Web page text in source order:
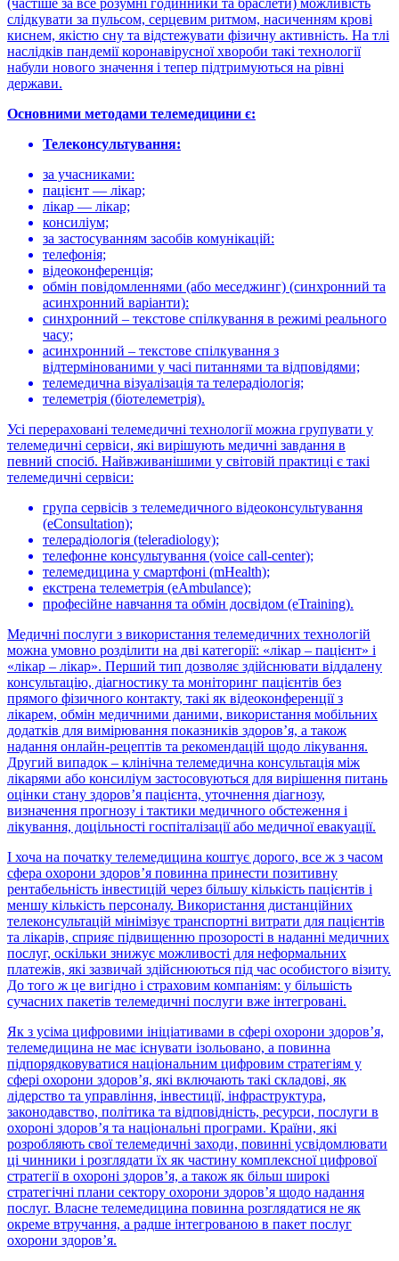
слідкувати за пульсом, серцевим ритмом, насиченням крові
киснем, якістю сну та відстежувати фізичну активність. На тлі
наслідків пандемії коронавірусної хвороби такі технології
набули нового значення і тепер підтримуються на рівні
держави.
Основними методами телемедицини є:
Телеконсультування:
за учасниками:
пацієнт — лікар;
лікар — лікар;
консиліум;
за застосуванням засобів комунікацій:
телефонія;
відеоконференція;
обмін повідомленнями (або меседжинг) (синхронний та
асинхронний варіанти):
синхронний – текстове спілкування в режимі реального
часу;
асинхронний – текстове спілкування з
відтермінованими у часі питаннями та відповідями;
телемедична візуалізація та телерадіологія;
телеметрія (біотелеметрія).
Усі перераховані телемедичні технології можна групувати у
телемедичні сервіси, які вирішують медичні завдання в
певний спосіб. Найвживанішими у світовій практиці є такі
телемедичні сервіси:
група сервісів з телемедичного відеоконсультування
(еСonsultation);
телерадіологія (teleradiology);
телефонне консультування (voice call-center);
телемедицина у смартфоні (mHealth);
екстрена телеметрія (eAmbulance);
професійне навчання та обмін досвідом (eTraining).
Медичні послуги з використання телемедичних технологій
можна умовно розділити на дві категорії: «лікар – пацієнт» і
«лікар – лікар». Перший тип дозволяє здійснювати віддалену
консультацію, діагностику та моніторинг пацієнтів без
прямого фізичного контакту, такі як відеоконференції з
лікарем, обмін медичними даними, використання мобільних
додатків для вимірювання показників здоров’я, а також
надання онлайн-рецептів та рекомендацій щодо лікування.
Другий випадок – клінічна телемедична консультація між
лікарями або консиліум застосовуються для вирішення питань
оцінки стану здоров’я пацієнта, уточнення діагнозу,
визначення прогнозу і тактики медичного обстеження і
лікування, доцільності госпіталізації або медичної евакуації.
І хоча на початку телемедицина коштує дорого, все ж з часом
сфера охорони здоров’я повинна принести позитивну
рентабельність інвестицій через більшу кількість пацієнтів і
меншу кількість персоналу. Використання дистанційних
телеконсультацій мінімізує транспортні витрати для пацієнтів
та лікарів, сприяє підвищенню прозорості в наданні медичних
послуг, оскільки знижує можливості для неформальних
платежів, які зазвичай здійснюються під час особистого візиту.
До того ж це вигідно і страховим компаніям: у більшість
сучасних пакетів телемедичні послуги вже інтегровані.
Як з усіма цифровими ініціативами в сфері охорони здоров’я,
телемедицина не має існувати ізольовано, а повинна
підпорядковуватися національним цифровим стратегіям у
сфері охорони здоров’я, які включають такі складові, як
лідерство та управління, інвестиції, інфраструктура,
законодавство, політика та відповідність, ресурси, послуги в
охороні здоров’я та національні програми. Країни, які
розробляють свої телемедичні заходи, повинні усвідомлювати
ці чинники і розглядати їх як частину комплексної цифрової
стратегії в охороні здоров’я, а також як більш широкі
стратегічні плани сектору охорони здоров’я щодо надання
послуг. Власне телемедицина повинна розглядатися не як
окреме втручання, а радше інтегрованою в пакет послуг
охорони здоров’я.